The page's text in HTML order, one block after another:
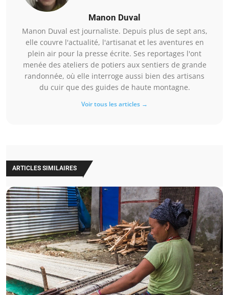
Manon Duval
Manon Duval est journaliste. Depuis plus de sept ans,
elle couvre l'actualité, l'artisanat et les aventures en
plein air pour la presse écrite. Ses reportages l'ont
menée des ateliers de potiers aux sentiers de grande
randonnée, où elle interroge aussi bien des artisans
du cuir que des guides de haute montagne.
Voir tous les articles →
ARTICLES SIMILAIRES